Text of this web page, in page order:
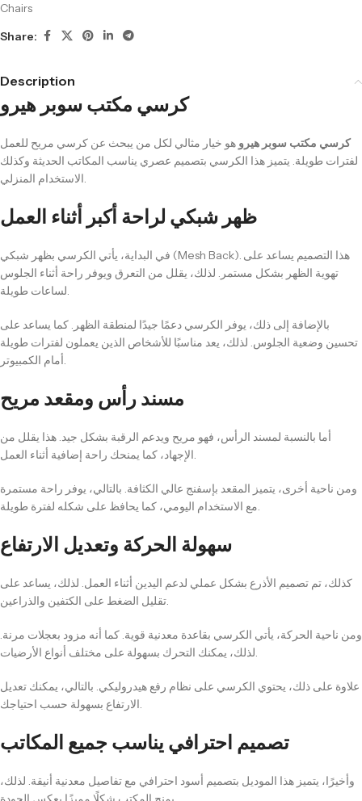
Chairs
Share:
Description
كرسي مكتب سوبر هيرو
كرسي مكتب سوبر هيرو هو خيار مثالي لكل من يبحث عن كرسي مريح للعمل
لفترات طويلة. يتميز هذا الكرسي بتصميم عصري يناسب المكاتب الحديثة وكذلك
الاستخدام المنزلي.
ظهر شبكي لراحة أكبر أثناء العمل
في البداية، يأتي الكرسي بظهر شبكي (Mesh Back). هذا التصميم يساعد على
تهوية الظهر بشكل مستمر. لذلك، يقلل من التعرق ويوفر راحة أثناء الجلوس
لساعات طويلة.
بالإضافة إلى ذلك، يوفر الكرسي دعمًا جيدًا لمنطقة الظهر. كما يساعد على
تحسين وضعية الجلوس. لذلك، يعد مناسبًا للأشخاص الذين يعملون لفترات طويلة
أمام الكمبيوتر.
مسند رأس ومقعد مريح
أما بالنسبة لمسند الرأس، فهو مريح ويدعم الرقبة بشكل جيد. هذا يقلل من
الإجهاد، كما يمنحك راحة إضافية أثناء العمل.
ومن ناحية أخرى، يتميز المقعد بإسفنج عالي الكثافة. بالتالي، يوفر راحة مستمرة
مع الاستخدام اليومي، كما يحافظ على شكله لفترة طويلة.
سهولة الحركة وتعديل الارتفاع
كذلك، تم تصميم الأذرع بشكل عملي لدعم اليدين أثناء العمل. لذلك، يساعد على
تقليل الضغط على الكتفين والذراعين.
ومن ناحية الحركة، يأتي الكرسي بقاعدة معدنية قوية. كما أنه مزود بعجلات مرنة.
لذلك، يمكنك التحرك بسهولة على مختلف أنواع الأرضيات.
علاوة على ذلك، يحتوي الكرسي على نظام رفع هيدروليكي. بالتالي، يمكنك تعديل
الارتفاع بسهولة حسب احتياجك.
تصميم احترافي يناسب جميع المكاتب
وأخيرًا، يتميز هذا الموديل بتصميم أسود احترافي مع تفاصيل معدنية أنيقة. لذلك،